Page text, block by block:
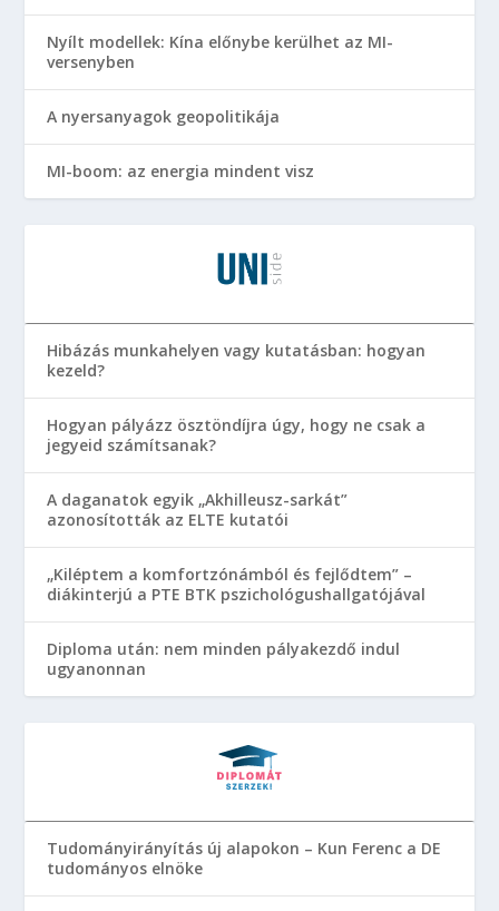
Nyílt modellek: Kína előnybe kerülhet az MI-
versenyben
A nyersanyagok geopolitikája
MI-boom: az energia mindent visz
Hibázás munkahelyen vagy kutatásban: hogyan
kezeld?
Hogyan pályázz ösztöndíjra úgy, hogy ne csak a
jegyeid számítsanak?
A daganatok egyik „Akhilleusz-sarkát”
azonosították az ELTE kutatói
„Kiléptem a komfortzónámból és fejlődtem” –
diákinterjú a PTE BTK pszichológushallgatójával
Diploma után: nem minden pályakezdő indul
ugyanonnan
Tudományirányítás új alapokon – Kun Ferenc a DE
tudományos elnöke